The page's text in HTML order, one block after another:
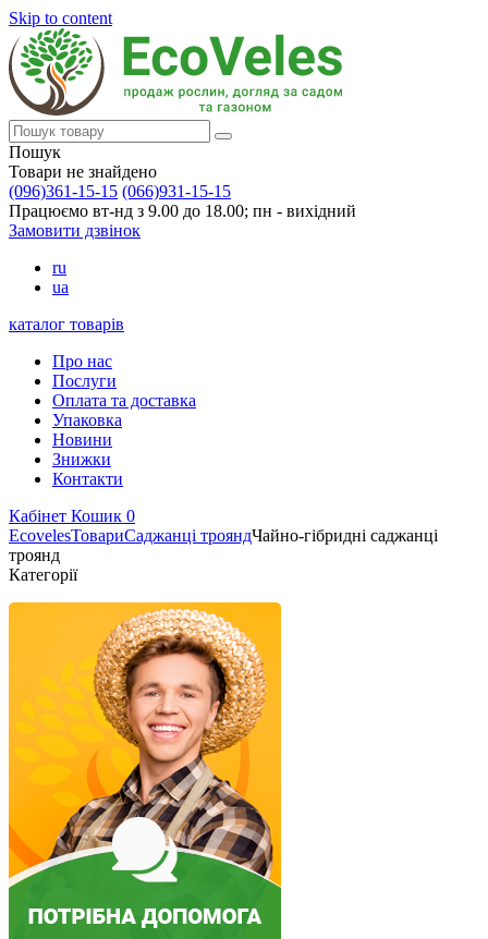
Skip to content
Пошук
Товари не знайдено
(096)361-15-15 (066)931-15-15
Працюємо вт-нд з 9.00 до 18.00; пн - вихідний
Замовити дзвінок
ru
ua
каталог товарів
Про нас
Послуги
Оплата та доставка
Упаковка
Новини
Знижки
Контакти
Кабінет Кошик 0
EcovelesТовариСаджанці трояндЧайно-гібридні саджанці
троянд
Категорії